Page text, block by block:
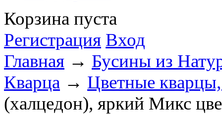
Корзина пуста
Регистрация Вход
Главная → Бусины из
Кварца → Цветные
(халцедон), яркий Микс